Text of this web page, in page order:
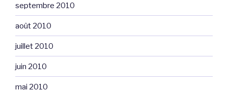
septembre 2010
août 2010
juillet 2010
juin 2010
mai 2010